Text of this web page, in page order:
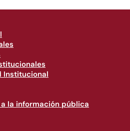
Institucional
la información pública